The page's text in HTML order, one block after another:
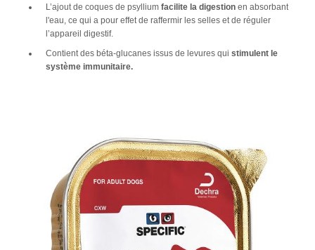
L’ajout de coques de psylliumfacilite la digestion en absorbant
l'eau, ce qui a pour effet de raffermir les selles et de réguler
l’appareil digestif.
Contient des béta-glucanes issus de levures quistimulent le
système immunitaire.